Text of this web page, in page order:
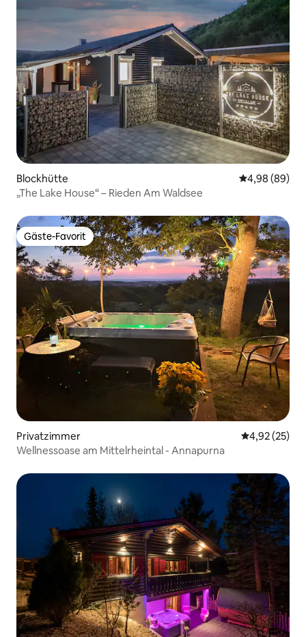
Blockhütte
4,98 (89)
„The Lake House“ – Rieden Am Waldsee
Gäste-Favorit
Gäste-Favorit
Privatzimmer
4,92 (25)
Wellnessoase am Mittelrheintal - Annapurna